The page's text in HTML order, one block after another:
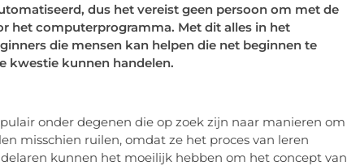
dus het vereist geen persoon om met de
het computerprogramma. Met dit alles in het
die mensen kan helpen die net beginnen te
kwestie kunnen handelen.
onder degenen die op zoek zijn naar manieren om
misschien ruilen, omdat ze het proces van leren
kunnen het moeilijk hebben om het concept van